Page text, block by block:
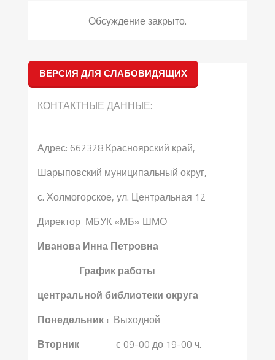
Обсуждение закрыто.
ВЕРСИЯ ДЛЯ СЛАБОВИДЯЩИХ
КОНТАКТНЫЕ ДАННЫЕ:
Адрес: 662328 Красноярский край,
Шарыповский муниципальный округ,
с. Холмогорское, ул. Центральная 12
Директор МБУК «МБ» ШМО
Иванова Инна Петровна
График работы
центральной библиотеки округа
Понедельник : Выходной
Вторникс 09-00 до 19-00 ч.